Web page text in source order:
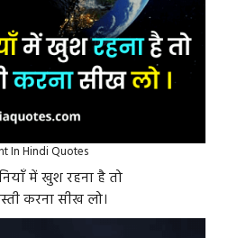
In Hindi Quotes
में खुश रहना है तो
करना सीख लो।